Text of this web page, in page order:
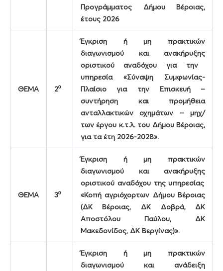
Προγράμματος Δήμου Βέροιας,
έτους 2026
ΘΕΜΑ 2ο
Έγκριση ή μη πρακτικών
διαγωνισμού και ανακήρυξης
οριστικού αναδόχου για την
υπηρεσία «Σύναψη Συμφωνίας-
Πλαίσιο για την Επισκευή –
συντήρηση και προμήθεια
ανταλλακτικών οχημάτων – μηχ/
των έργου κ.τ.λ. του Δήμου Βέροιας,
για τα έτη 2026-2028».
ΘΕΜΑ 3ο
Έγκριση ή μη πρακτικών
διαγωνισμού και ανακήρυξης
οριστικού αναδόχου της υπηρεσίας
«Κοπή αγριόχορτων Δήμου Βέροιας
(ΔΚ Βέροιας, ΔΚ Δοβρά, ΔΚ
Αποστόλου Παύλου, ΔΚ
Μακεδονίδος, ΔΚ Βεργίνας)».
Έγκριση ή μη πρακτικών
διαγωνισμού και ανάδειξη